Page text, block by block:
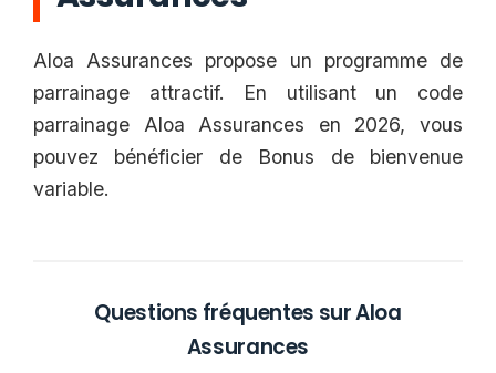
Aloa Assurances propose un programme de
parrainage attractif. En utilisant un code
parrainage Aloa Assurances en 2026, vous
pouvez bénéficier de Bonus de bienvenue
variable.
Questions fréquentes sur Aloa
Assurances